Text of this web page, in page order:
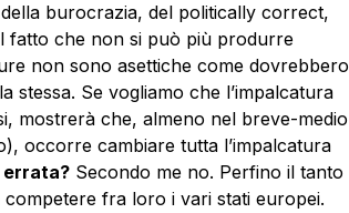
burocrazia, del politically correct,
fatto che non si può più produrre
non sono asettiche come dovrebbero
stessa. Se vogliamo che l’impalcatura
mostrerà che, almeno nel breve-medio
occorre cambiare tutta l’impalcatura
errata?Secondo me no. Perfino il tanto
fra loro i vari stati europei.